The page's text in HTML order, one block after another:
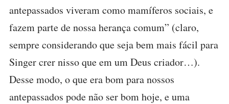
antepassados viveram como mamíferos sociais, e
fazem parte de nossa herança comum” (claro,
sempre considerando que seja bem mais fácil para
Singer crer nisso que em um Deus criador…).
Desse modo, o que era bom para nossos
antepassados pode não ser bom hoje, e uma